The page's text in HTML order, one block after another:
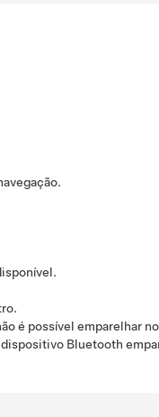
é possível emparelhar
Bluetooth